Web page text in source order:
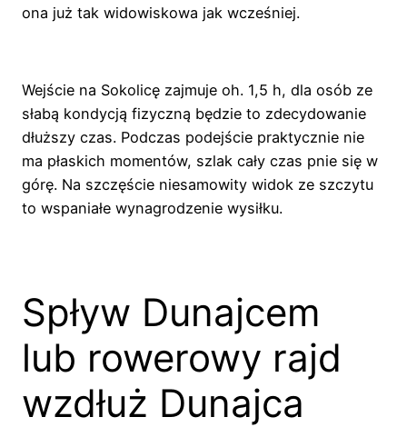
ona już tak widowiskowa jak wcześniej.
Wejście na Sokolicę zajmuje oh. 1,5 h, dla osób ze
słabą kondycją fizyczną będzie to zdecydowanie
dłuższy czas. Podczas podejście praktycznie nie
ma płaskich momentów, szlak cały czas pnie się w
górę. Na szczęście niesamowity widok ze szczytu
to wspaniałe wynagrodzenie wysiłku.
Spływ Dunajcem
lub rowerowy rajd
wzdłuż Dunajca